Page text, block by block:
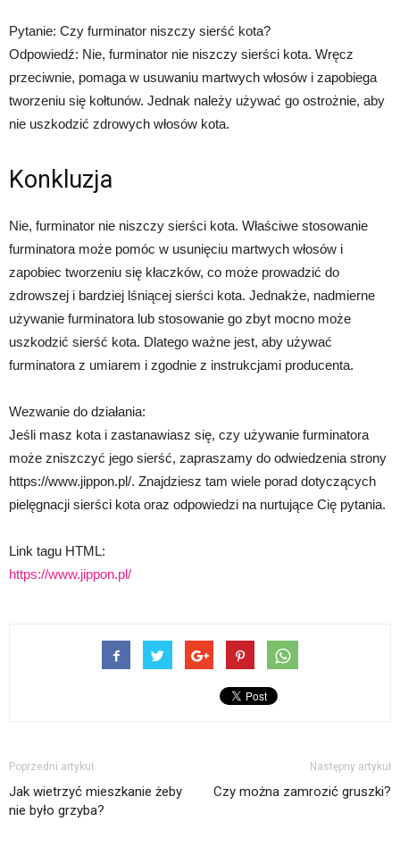
Pytanie: Czy furminator niszczy sierść kota?
Odpowiedź: Nie, furminator nie niszczy sierści kota. Wręcz
przeciwnie, pomaga w usuwaniu martwych włosów i zapobiega
tworzeniu się kołtunów. Jednak należy używać go ostrożnie, aby
nie uszkodzić zdrowych włosów kota.
Konkluzja
Nie, furminator nie niszczy sierści kota. Właściwe stosowanie
furminatora może pomóc w usunięciu martwych włosów i
zapobiec tworzeniu się kłaczków, co może prowadzić do
zdrowszej i bardziej lśniącej sierści kota. Jednakże, nadmierne
używanie furminatora lub stosowanie go zbyt mocno może
uszkodzić sierść kota. Dlatego ważne jest, aby używać
furminatora z umiarem i zgodnie z instrukcjami producenta.
Wezwanie do działania:
Jeśli masz kota i zastanawiasz się, czy używanie furminatora
może zniszczyć jego sierść, zapraszamy do odwiedzenia strony
https://www.jippon.pl/. Znajdziesz tam wiele porad dotyczących
pielęgnacji sierści kota oraz odpowiedzi na nurtujące Cię pytania.
Link tagu HTML:
https://www.jippon.pl/
Poprzedni artykuł
Jak wietrzyć mieszkanie żeby
nie było grzyba?
Następny artykuł
Czy można zamrozić gruszki?